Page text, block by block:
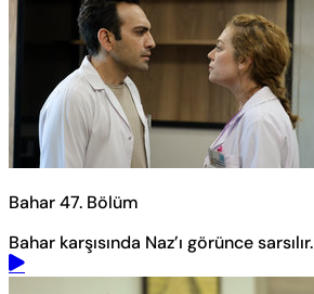
Bahar 47. Bölüm
Bahar karşısında Naz’ı görünce sarsılır.